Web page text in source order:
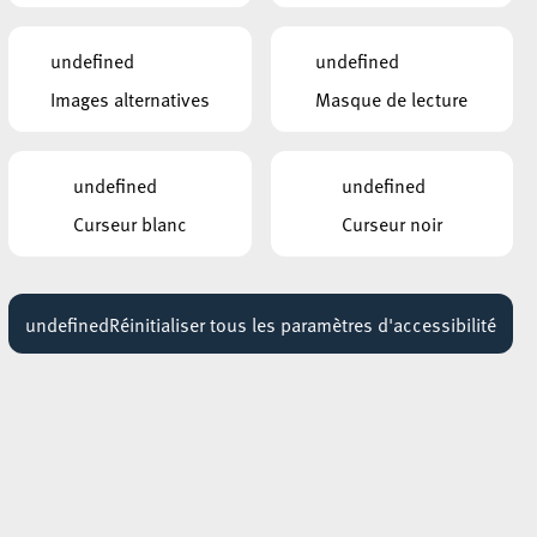
MBSR – Conference Mindfulness
Jusqu'au 05 octobre
undefined
Images alternatives
undefined
Masque de lecture
undefined
Curseur blanc
undefined
Curseur noir
undefinedRéinitialiser tous les paramètres d'accessibilité